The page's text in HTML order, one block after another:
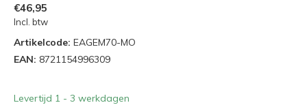
€46,95
Incl. btw
Artikelcode: EAGEM70-MO
EAN: 8721154996309
Levertijd 1 - 3 werkdagen